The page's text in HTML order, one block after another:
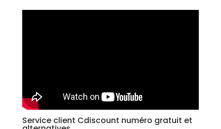
Service client Cdiscount numéro gratuit et